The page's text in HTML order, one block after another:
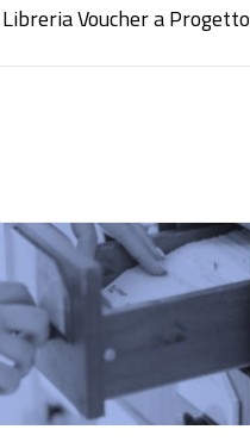
Libreria Voucher a Progetto